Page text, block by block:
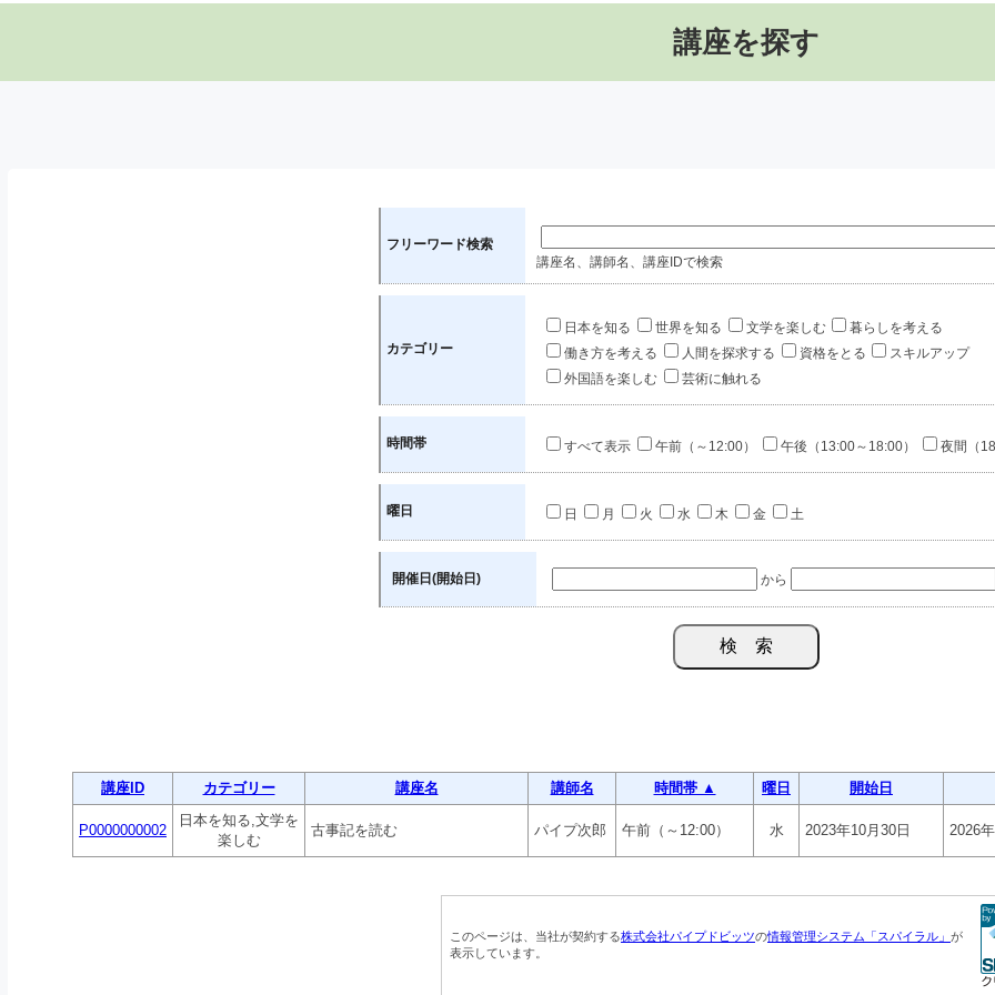
講座を探す
フリーワード検索
講座名、講師名、講座IDで検索
カテゴリー
日本を知る 世界を知る 文学を楽しむ
暮らしを考える
働き方を考える
人間を探求する 資格をとる
スキルアップ
外国語を楽しむ
芸術に触れる
時間帯 すべて表示 午前（～12:00） 午後（13:00～18:00） 夜間（
曜日 日 月 火 水 木 金 土
開催日(開始日) から
講座ID カテゴリー 講座名 講師名 時間帯 ▲ 曜日 開始日
P0000000002
日本を知る,文学を
楽しむ
古事記を読む パイプ次郎 午前（～12:00） 水 2023年10月30日 2026
このページは、当社が契約する株式会社パイプドビッツの情報管理システム「スパイラル」 が
表示しています。